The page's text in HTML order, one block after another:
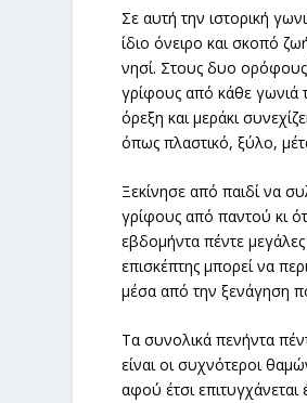
Σε αυτή την ιστορική
ίδιο όνειρο και σκοπό
νησί. Στους δυο ορόφους
γρίφους από κάθε γωνιά
όρεξη και μεράκι
όπως πλαστικό, ξύλο,
Ξεκίνησε από παιδί να
γρίφους από παντού κι
εβδομήντα πέντε
επισκέπτης μπορεί να
μέσα από την ξενάγηση
Τα συνολικά πενήντα
είναι οι συχνότεροι
αφού έτσι